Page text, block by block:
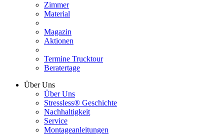
Zimmer
Material
Magazin
Aktionen
Termine Trucktour
Beratertage
Über Uns
Über Uns
Stressless® Geschichte
Nachhaltigkeit
Service
Montageanleitungen